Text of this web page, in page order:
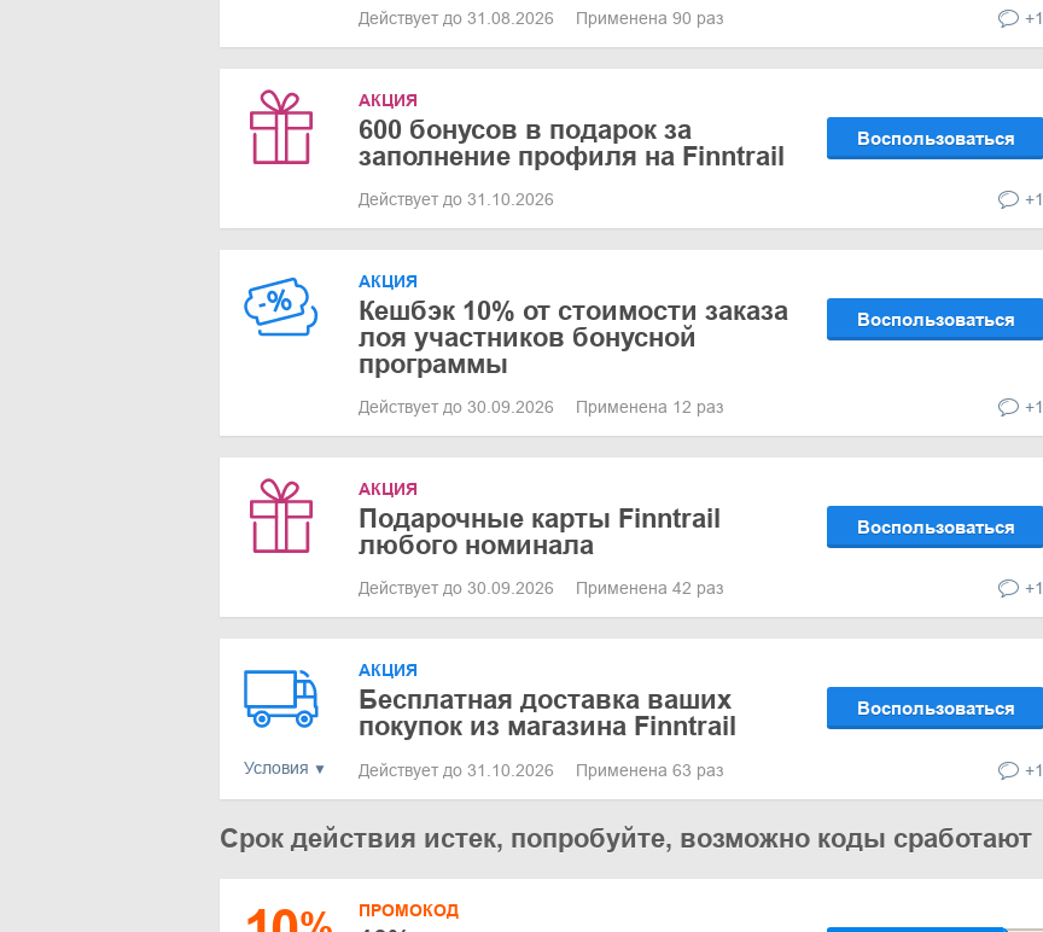
Действует до 31.08.2026 Применена 90 раз +1
АКЦИЯ
600 бонусов в подарок за
заполнение профиля на Finntrail
Воспользоваться
Действует до 31.10.2026 +1
АКЦИЯ
Кешбэк 10% от стоимости заказа
лоя участников бонусной
программы
Воспользоваться
Действует до 30.09.2026 Применена 12 раз +1
АКЦИЯ
Подарочные карты Finntrail
любого номинала
Воспользоваться
Действует до 30.09.2026 Применена 42 раз +1
Условия
АКЦИЯ
Бесплатная доставка ваших
покупок из магазина Finntrail
Воспользоваться
Действует до 31.10.2026 Применена 63 раз +1
Срок действия истек, попробуйте, возможно коды сработают
ПРОМОКОД